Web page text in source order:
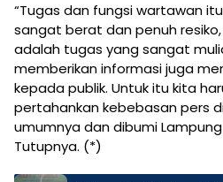
“Tugas dan fungsi wartawan
sangat berat dan penuh
adalah tugas yang sangat
memberikan informasi juga
kepada publik. Untuk itu kita
pertahankan kebebasan pers
umumnya dan dibumi
Tutupnya. (*)